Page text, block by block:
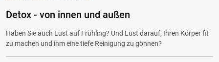
Detox - von innen und außen
Haben Sie auch Lust auf Frühling? Und Lust darauf, Ihren Körper fit
zu machen und ihm eine tiefe Reinigung zu gönnen?